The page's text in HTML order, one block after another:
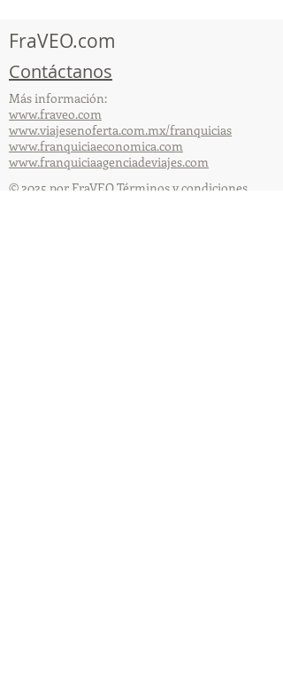
FraVEO.com
Contáctanos
Más información:
www.fraveo.com
www.viajesenoferta.com.mx/franquicias
www.franquiciaeconomica.com
www.franquiciaagenciadeviajes.com
© 2025 por FraVEO Términos y condiciones